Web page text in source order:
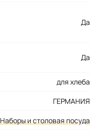
Да
Да
для хлеба
ГЕРМАНИЯ
Наборы и столовая посуда